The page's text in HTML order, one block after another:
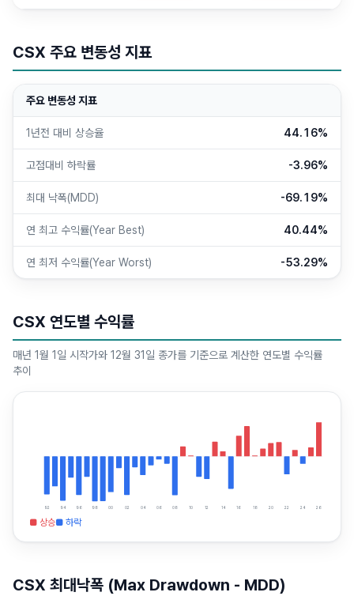
CSX 주요 변동성 지표
주요 변동성 지표
1년전 대비 상승율 44.16%
고점대비 하락률 -3.96%
최대 낙폭(MDD) -69.19%
연 최고 수익률(Year Best) 40.44%
연 최저 수익률(Year Worst) -53.29%
CSX 연도별 수익률
매년 1월 1일 시작가와 12월 31일 종가를 기준으로 계산한 연도별 수익률
추이
92 94 96 98 00 02 04 06 08 10 12 14 16 18 20 22 24 26
■ 상승■ 하락
CSX 최대낙폭 (Max Drawdown - MDD)